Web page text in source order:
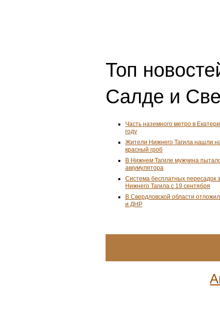
Топ
Салде и
Часть наземного метро в
году
Жители Нижнего Тагила нашли
красный гроб
В Нижнем Тагиле мужчина
аккумулятора
Система бесплатных пересадок
Нижнего Тагила с 19 сентября
В Свердловской области
и ДНР